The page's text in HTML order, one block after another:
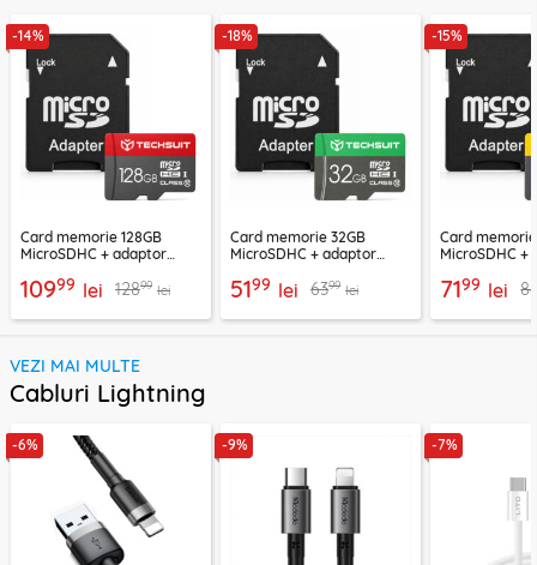
-14%
Card memorie 128GB
MicroSDHC + adaptor
10999 lei 12899 lei
-18%
Card memorie 32GB
MicroSDHC + adaptor
5199 lei 6399 lei
-15%
Card
MicroSDHC +
7199 lei
VEZI MAI MULTE
Cabluri Lightning
-6% -9% -7%